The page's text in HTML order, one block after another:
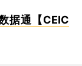
据通【CEIC